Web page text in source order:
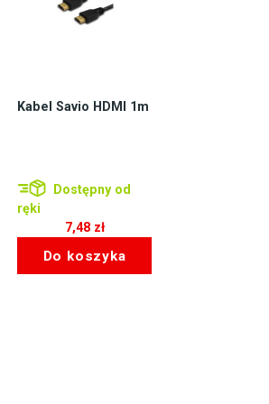
Kabel Savio HDMI 1m
Dostępny od
ręki
7,48 zł
Do koszyka